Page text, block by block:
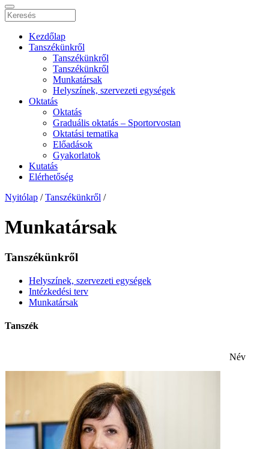
Kezdőlap
Tanszékünkről
Tanszékünkről
Tanszékünkről
Munkatársak
Helyszínek, szervezeti egységek
Oktatás
Oktatás
Graduális oktatás – Sportorvostan
Oktatási tematika
Előadások
Gyakorlatok
Kutatás
Elérhetőség
Nyitólap / Tanszékünkről /
Munkatársak
Tanszékünkről
Helyszínek, szervezeti egységek
Intézkedési terv
Munkatársak
Tanszék
Név